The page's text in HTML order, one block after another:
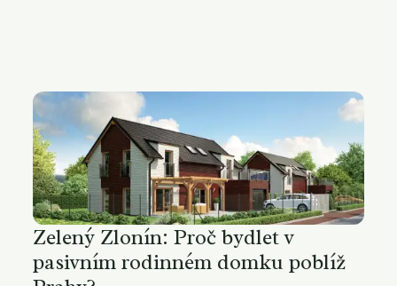
Zelený Zlonín: Proč bydlet v
pasivním rodinném domku poblíž